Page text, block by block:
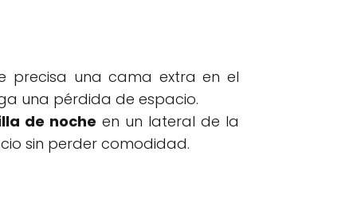
precisa una cama extra en el
una pérdida de espacio.
de noche en un lateral de la
sin perder comodidad.